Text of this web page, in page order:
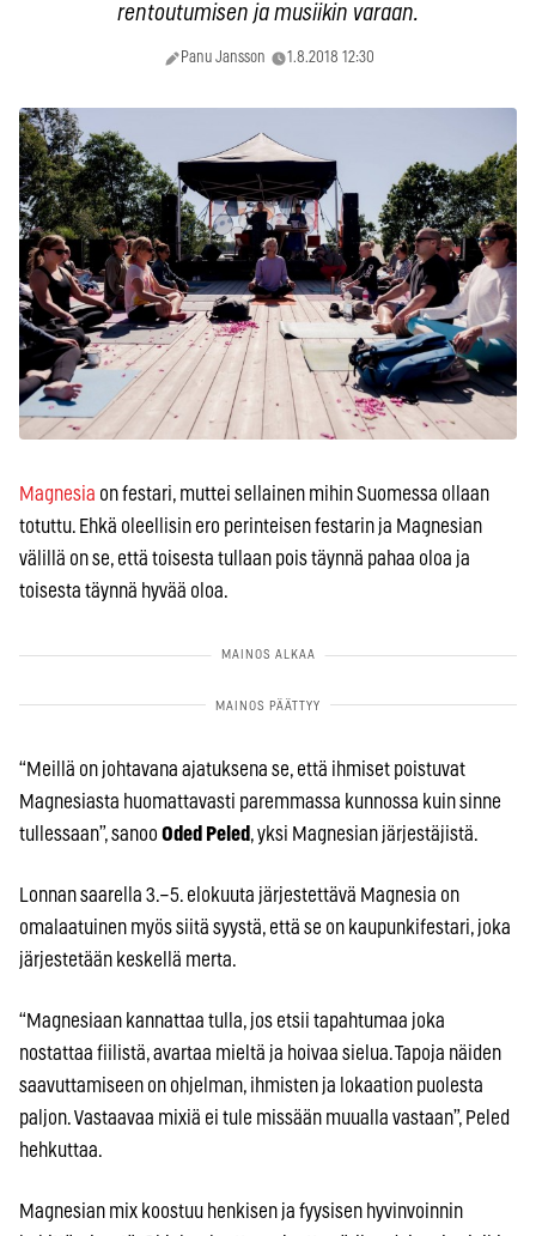
rentoutumisen ja musiikin varaan.
Panu Jansson 1.8.2018 12:30
Magnesia on festari, muttei sellainen mihin Suomessa ollaan
totuttu. Ehkä oleellisin ero perinteisen festarin ja Magnesian
välillä on se, että toisesta tullaan pois täynnä pahaa oloa ja
toisesta täynnä hyvää oloa.
“Meillä on johtavana ajatuksena se, että ihmiset poistuvat
Magnesiasta huomattavasti paremmassa kunnossa kuin sinne
tullessaan”, sanoo Oded Peled , yksi Magnesian järjestäjistä.
Lonnan saarella 3.–5. elokuuta järjestettävä Magnesia on
omalaatuinen myös siitä syystä, että se on kaupunkifestari, joka
järjestetään keskellä merta.
“Magnesiaan kannattaa tulla, jos etsii tapahtumaa joka
nostattaa fiilistä, avartaa mieltä ja hoivaa sielua. Tapoja näiden
saavuttamiseen on ohjelman, ihmisten ja lokaation puolesta
paljon. Vastaavaa mixiä ei tule missään muualla vastaan”, Peled
hehkuttaa.
Magnesian mix koostuu henkisen ja fyysisen hyvinvoinnin